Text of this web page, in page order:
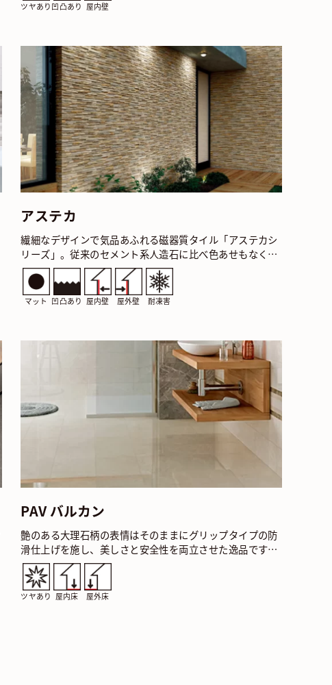
ツヤあり凹凸あり 屋内壁
アステカ
繊細なデザインで気品あふれる磁器質タイル「アステカシ
リーズ」。従来のセメント系人造石に比べ色あせもなく耐
久性に優れています。美しい陰影がワンランク上の外観を
実現…
マット 凹凸あり 屋内壁 屋外壁 耐凍害
PAV バルカン
艶のある大理石柄の表情はそのままにグリップタイプの防
滑仕上げを施し、美しさと安全性を両立させた逸品です。
PAV バルカン アリーナ 規格：316×316×9価…
ツヤあり 屋内床 屋外床